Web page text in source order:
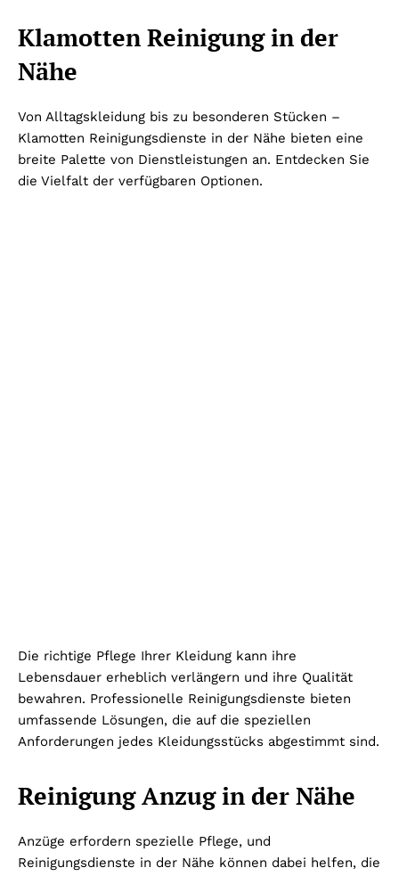
Klamotten Reinigung in der
Nähe
Von Alltagskleidung bis zu besonderen Stücken –
Klamotten Reinigungsdienste in der Nähe bieten eine
breite Palette von Dienstleistungen an. Entdecken Sie
die Vielfalt der verfügbaren Optionen.
Die richtige Pflege Ihrer Kleidung kann ihre
Lebensdauer erheblich verlängern und ihre Qualität
bewahren. Professionelle Reinigungsdienste bieten
umfassende Lösungen, die auf die speziellen
Anforderungen jedes Kleidungsstücks abgestimmt sind.
Reinigung Anzug in der Nähe
Anzüge erfordern spezielle Pflege, und
Reinigungsdienste in der Nähe können dabei helfen, die